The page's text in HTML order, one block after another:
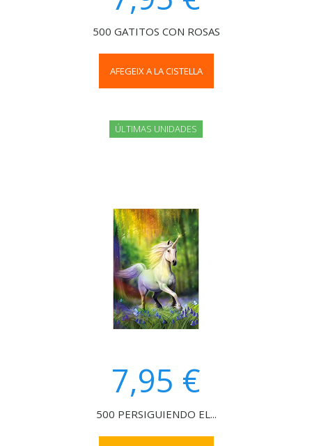
500 GATITOS CON ROSAS
AFEGEIX A LA CISTELLA
ÚLTIMAS UNIDADES
7,95 €
500 PERSIGUIENDO EL...